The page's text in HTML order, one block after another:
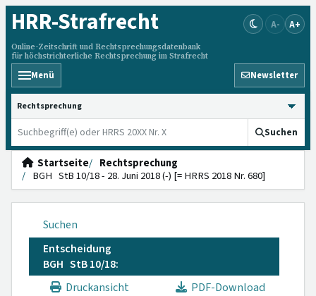
HRR-Strafrecht
Online-Zeitschrift und Rechtsprechungsdatenbank
für höchstrichterliche Rechtsprechung im Strafrecht
A- A+
Menü Newsletter
HRRS durchsuchen
Suchen
Startseite
Rechtsprechung
BGH StB 10/18 - 28. Juni 2018 (-) [= HRRS 2018 Nr. 680]
Suchen
Entscheidung
BGH StB 10/18:
Druckansicht
PDF-Download